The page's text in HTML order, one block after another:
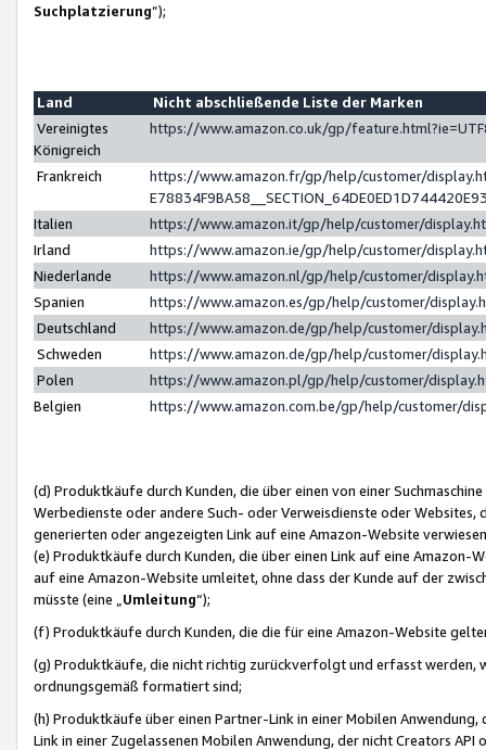
Suchplatzierung”);
Land
Nicht abschließende Liste der Marken
Vereinigtes
Königreich
https://www.amazon.co.uk/gp/
Frankreich
https://www.amazon.fr/gp/help/customer/
Italien
https://www.amazon.it/gp/help/customer/
Irland
https://www.amazon.ie/gp/help/customer/
Niederlande
https://www.amazon.nl/gp/help/customer/
Spanien
https://www.amazon.es/gp/help/customer/
Deutschland
https://www.amazon.de/gp/help/customer/
Schweden
https://www.amazon.de/gp/help/customer/
Polen
https://www.amazon.pl/gp/help/customer/
Belgien
https://www.amazon.com.be/gp/help/customer/
(d) Produktkäufe durch Kunden, die über einen von einer
Werbedienste oder andere Such- oder Verweisdienste oder Websites,
generierten oder angezeigten Link auf eine Amazon-Website
(e) Produktkäufe durch Kunden, die über einen Link auf eine
auf eine Amazon-Website umleitet, ohne dass der Kunde auf der
müsste (eine „ Umleitung“);
(f) Produktkäufe durch Kunden, die die für eine Amazon-Website
(g) Produktkäufe, die nicht richtig zurückverfolgt und erfasst werden,
ordnungsgemäß formatiert sind;
(h) Produktkäufe über einen Partner-Link in einer Mobilen
Link in einer Zugelassenen Mobilen Anwendung, der nicht Creators